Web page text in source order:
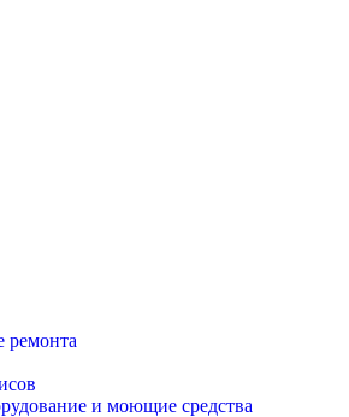
ремонта
и моющие средства